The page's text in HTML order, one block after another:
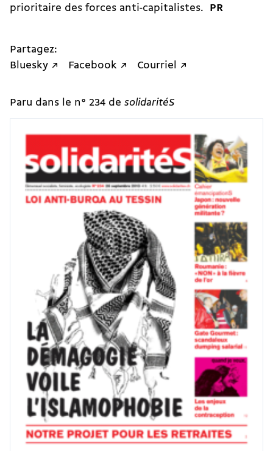
prioritaire des forces anti-capitalistes.
PR
Partagez:
Bluesky ↗
Facebook ↗ Courriel ↗
Paru dans le n° 234 de solidaritéS